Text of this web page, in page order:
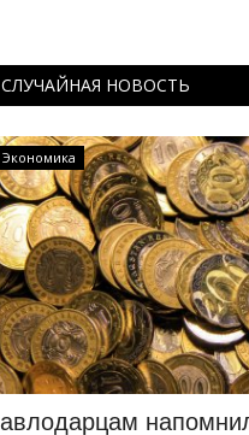
СЛУЧАЙНАЯ НОВОСТЬ
Экономика